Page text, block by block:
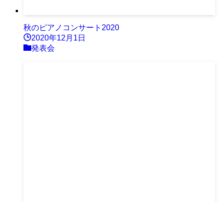
秋のピアノコンサート2020
2020年12月1日
発表会